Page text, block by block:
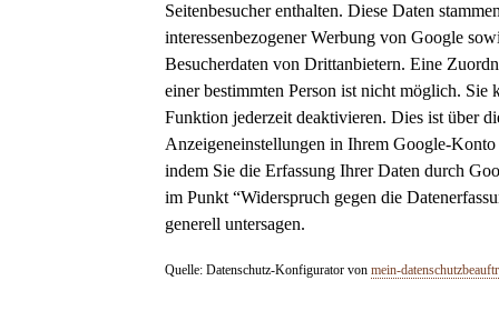
Seitenbesucher enthalten. Diese Daten
interessenbezogener Werbung von Google
Besucherdaten von Drittanbietern. Eine
einer bestimmten Person ist nicht möglich. Sie
Funktion jederzeit deaktivieren. Dies ist über
Anzeigeneinstellungen in Ihrem Google-
indem Sie die Erfassung Ihrer Daten durch
im Punkt “Widerspruch gegen die
generell untersagen.
Quelle: Datenschutz-Konfigurator vonmein-